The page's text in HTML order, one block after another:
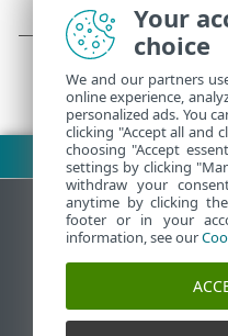
Fazer download do PDF
Your
choice
We and our partners
online experience,
personalized ads. You
clicking "Accept all and
choosing "Accept
settings by clicking
withdraw your
anytime by clicking
footer or in your
information, see our